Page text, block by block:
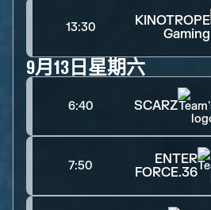
13:30
KINOTROPE
Gaming
9月13日星期六
6:40 SCARZ
7:50
ENTER
FORCE.36